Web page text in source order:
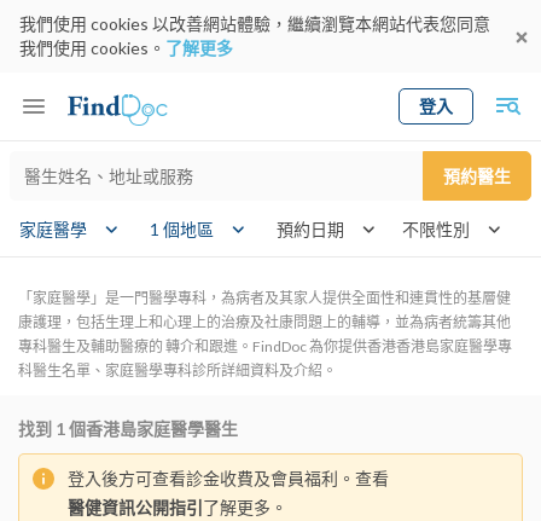
我們使用 cookies 以改善網站體驗，繼續瀏覽本網站代表您同意
我們使用 cookies。 了解更多
登入
Keyword 預約醫生
家庭醫學 1 個地區 預約日期
「家庭醫學」是一門醫學專科，為病者及其家人提供全面性和連貫性的基層健
康護理，包括生理上和心理上的治療及社康問題上的輔導，並為病者統籌其他
專科醫生及輔助醫療的 轉介和跟進。FindDoc 為你提供香港香港島家庭醫學專
科醫生名單、家庭醫學專科診所詳細資料及介紹。
找到 1個香港島家庭醫學醫生
登入後方可查看診金收費及會員福利。查看
醫健資訊公開指引 了解更多。